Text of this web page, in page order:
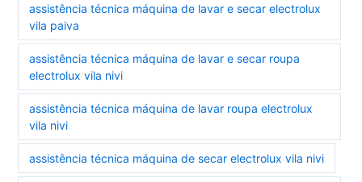
assistência técnica máquina de lavar e secar electrolux
vila paiva
assistência técnica máquina de lavar e secar roupa
electrolux vila nivi
assistência técnica máquina de lavar roupa electrolux
vila nivi
assistência técnica máquina de secar electrolux vila nivi